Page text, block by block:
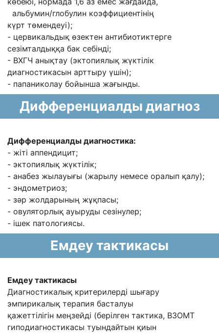
альбумин/глобулин коэффициентінің
күрт төмендеуі);
- цервикальдық өзектен антибиотиктерге
сезімталдыққа бак себінді;
- ВХГЧ анықтау (эктопиялық жүктілік
диагностикасын арттыру үшін);
- папаниколау бойынша жағынды.
Дифференциалды диагноз
Дифференциалды диагностика:
- жіті аппендицит;
- эктопиялық жүктілік;
- анабез жылауығы (жарылу немесе оралып қалу);
- эндометриоз;
- зəр жолдарының жұқпасы;
- овуляторлық ауыруды сезінулер;
- ішек патологиясы.
Емдеу тактикасы
Емдеу тактикасы
Диагностикалық критерилерді шығару
эмпирикалық терапия басталуы
қажеттілігін меңзейді (берілген тактика, ВЗОМТ
гиподиагностикасы туындайтын қиын